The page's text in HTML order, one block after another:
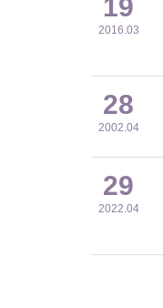
19
2016.03
28
2002.04
29
2022.04